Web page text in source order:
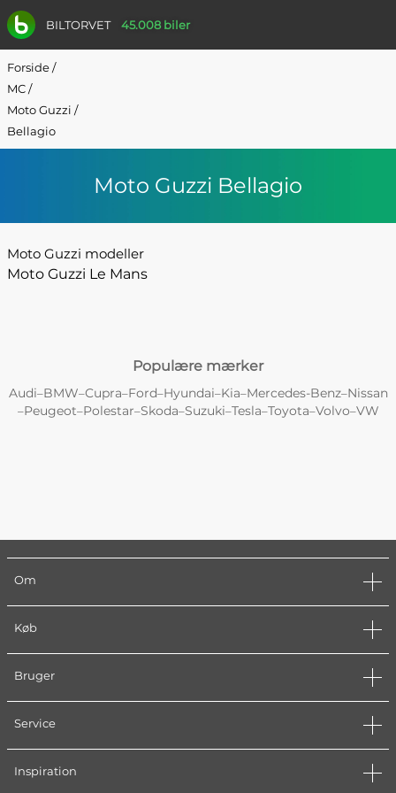
BILTORVET 45.008 biler
Forside/
MC/
Moto Guzzi /
Bellagio
Moto Guzzi Bellagio
Moto Guzzi modeller
Moto Guzzi Le Mans
Populære mærker
Audi–BMW–Cupra–Ford–Hyundai–Kia–Mercedes-Benz–Nissan
–Peugeot–Polestar–Skoda–Suzuki–Tesla–Toyota–Volvo–VW
Om
Køb
Bruger
Service
Inspiration